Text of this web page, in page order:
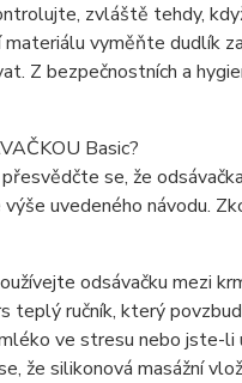
zvláště tehdy,
vyměňte dudlík
Z bezpečnostních a
Basic?
se, že
uvedeného návodu.
odsávačku mezi
teplý ručník, který
ve stresu nebo jste-
že silikonová masážní